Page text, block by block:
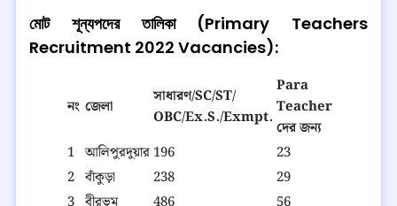
মোট শূন্যপদের তালিকা (Primary Teachers
Recruitment 2022 Vacancies):
নং জেলা
সাধারণ/SC/ST/
OBC/Ex.S./Exmpt.
Para
Teacher
দের জন্য
1 আলিপুরদুয়ার 196
23
2 বাঁকুড়া 238
29